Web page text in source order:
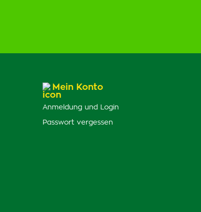
Mein Konto
Anmeldung und Login
Passwort vergessen